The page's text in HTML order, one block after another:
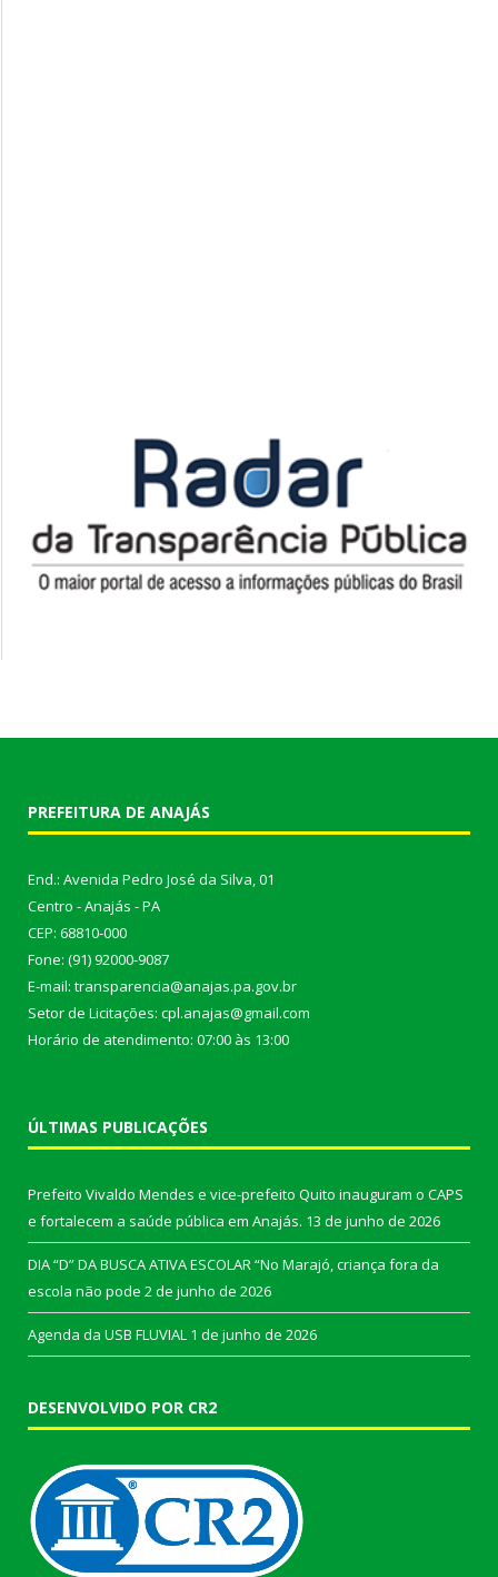
PREFEITURA DE ANAJÁS
End.: Avenida Pedro José da Silva, 01
Centro - Anajás - PA
CEP: 68810-000
Fone: (91) 92000-9087
E-mail: transparencia@anajas.pa.gov.br
Setor de Licitações: cpl.anajas@gmail.com
Horário de atendimento: 07:00 às 13:00
ÚLTIMAS PUBLICAÇÕES
Prefeito Vivaldo Mendes e vice-prefeito Quito inauguram o CAPS
e fortalecem a saúde pública em Anajás. 13 de junho de 2026
DIA “D” DA BUSCA ATIVA ESCOLAR “No Marajó, criança fora da
escola não pode 2 de junho de 2026
Agenda da USB FLUVIAL 1 de junho de 2026
DESENVOLVIDO POR CR2